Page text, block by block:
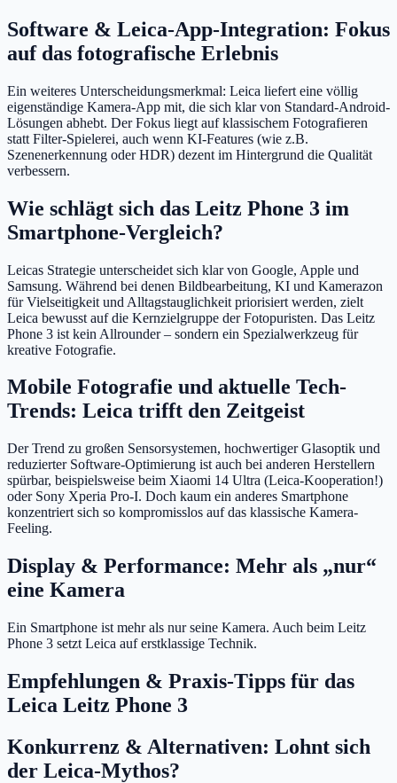
Software & Leica-App-Integration: Fokus
auf das fotografische Erlebnis
Ein weiteres Unterscheidungsmerkmal: Leica liefert eine völlig
eigenständige Kamera-App mit, die sich klar von Standard-Android-
Lösungen abhebt. Der Fokus liegt auf klassischem Fotografieren
statt Filter-Spielerei, auch wenn KI-Features (wie z.B.
Szenenerkennung oder HDR) dezent im Hintergrund die Qualität
verbessern.
Wie schlägt sich das Leitz Phone 3 im
Smartphone-Vergleich?
Leicas Strategie unterscheidet sich klar von Google, Apple und
Samsung. Während bei denen Bildbearbeitung, KI und Kamerazon
für Vielseitigkeit und Alltagstauglichkeit priorisiert werden, zielt
Leica bewusst auf die Kernzielgruppe der Fotopuristen. Das Leitz
Phone 3 ist kein Allrounder – sondern ein Spezialwerkzeug für
kreative Fotografie.
Mobile Fotografie und aktuelle Tech-
Trends: Leica trifft den Zeitgeist
Der Trend zu großen Sensorsystemen, hochwertiger Glasoptik und
reduzierter Software-Optimierung ist auch bei anderen Herstellern
spürbar, beispielsweise beim Xiaomi 14 Ultra (Leica-Kooperation!)
oder Sony Xperia Pro-I. Doch kaum ein anderes Smartphone
konzentriert sich so kompromisslos auf das klassische Kamera-
Feeling.
Display & Performance: Mehr als „nur“
eine Kamera
Ein Smartphone ist mehr als nur seine Kamera. Auch beim Leitz
Phone 3 setzt Leica auf erstklassige Technik.
Empfehlungen & Praxis-Tipps für das
Leica Leitz Phone 3
Konkurrenz & Alternativen: Lohnt sich
der Leica-Mythos?